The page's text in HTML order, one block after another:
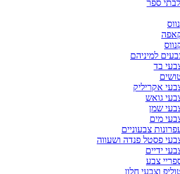
ספר
למיניהם
בד
אקריליק
גואש
שמן
מים
צבעוניים
פסטל פנדה ושעווה
ידיים
צבע
וצבעי חלון